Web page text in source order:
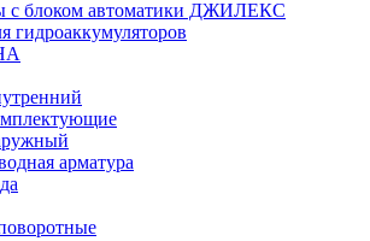
с блоком автоматики ДЖИЛЕКС
гидроаккумуляторов
арматура